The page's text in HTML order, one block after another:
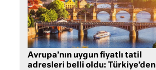
Avrupa’nın uygun fiyatlı tatil
adresleri belli oldu: Türkiye’den